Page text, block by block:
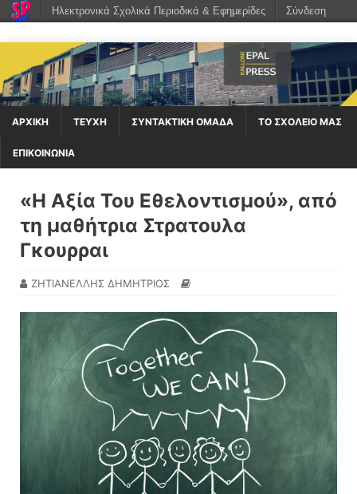
ΑΡΧΙΚΉ ΤΕΥΧΗ ΣΥΝΤΑΚΤΙΚΗ ΟΜΑΔΑ ΤΟ ΣΧΟΛΕΙΟ ΜΑΣ
ΕΠΙΚΟΙΝΩΝΙΑ
«Η Αξία Του Εθελοντισμού», από
τη μαθήτρια Στρατουλα
Γκουρραι
ΖΗΤΙΑΝΕΛΛΗΣ ΔΗΜΗΤΡΙΟΣ
Ηλεκτρονικά Σχολικά Περιοδικά & Εφημερίδες Σύνδεση